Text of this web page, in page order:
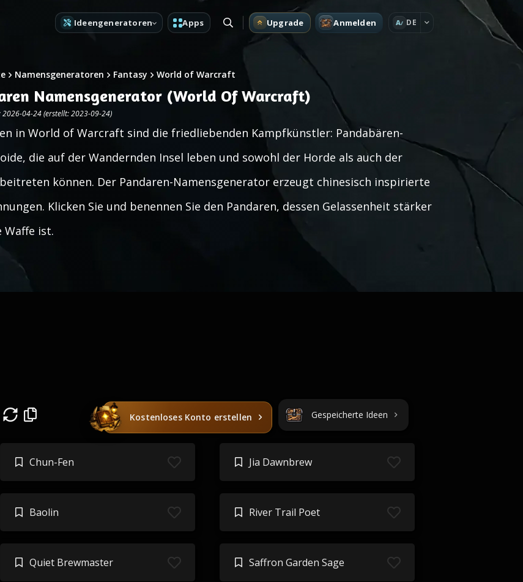
Ideengeneratoren Apps Upgrade Anmelden A DE
Namensgeneratoren Fantasy World of Warcraft
Namensgenerator (World Of Warcraft)
2026-04-24 (erstellt: 2023-09-24)
in World of Warcraft sind die friedliebenden Kampfkünstler: Pandabären-
die auf der Wandernden Insel leben und sowohl der Horde als auch der
können. Der Pandaren-Namensgenerator erzeugt chinesisch inspirierte
Klicken Sie und benennen Sie den Pandaren, dessen Gelassenheit stärker
Waffe ist.
Kostenloses Konto erstellen Gespeicherte Ideen
Chun-Fen Jia Dawnbrew
Baolin River Trail Poet
Quiet Brewmaster Saffron Garden Sage